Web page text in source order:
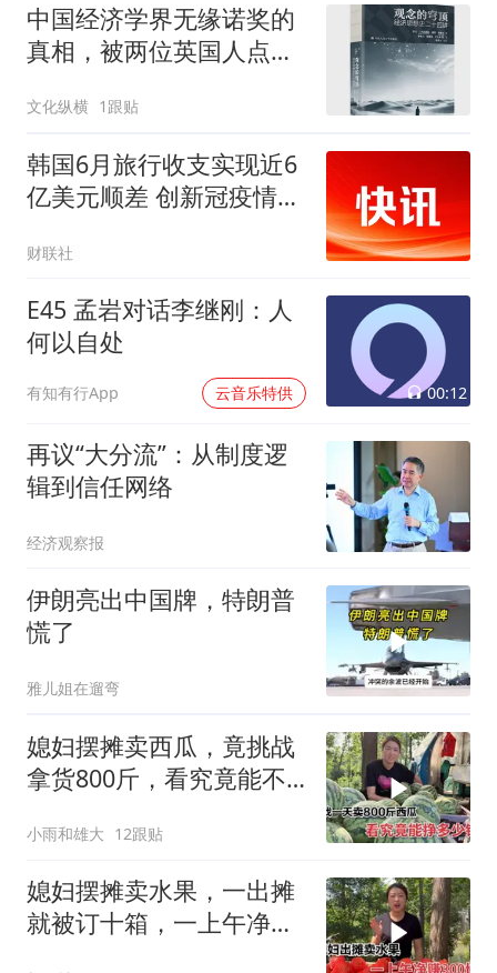
中国经济学界无缘诺奖的
真相，被两位英国人点破
文化纵横 1跟贴
韩国6月旅行收支实现近6
亿美元顺差 创新冠疫情以
财联社
E45 孟岩对话李继刚：人
何以自处
有知有行App 云音乐特供 00:12
再议“大分流”：从制度逻
辑到信任网络
经济观察报
伊朗亮出中国牌，特朗普
慌了
雅儿姐在遛弯
媳妇摆摊卖西瓜，竟挑战
拿货800斤，看究竟能不
小雨和雄大 12跟贴
媳妇摆摊卖水果，一出摊
就被订十箱，一上午净赚